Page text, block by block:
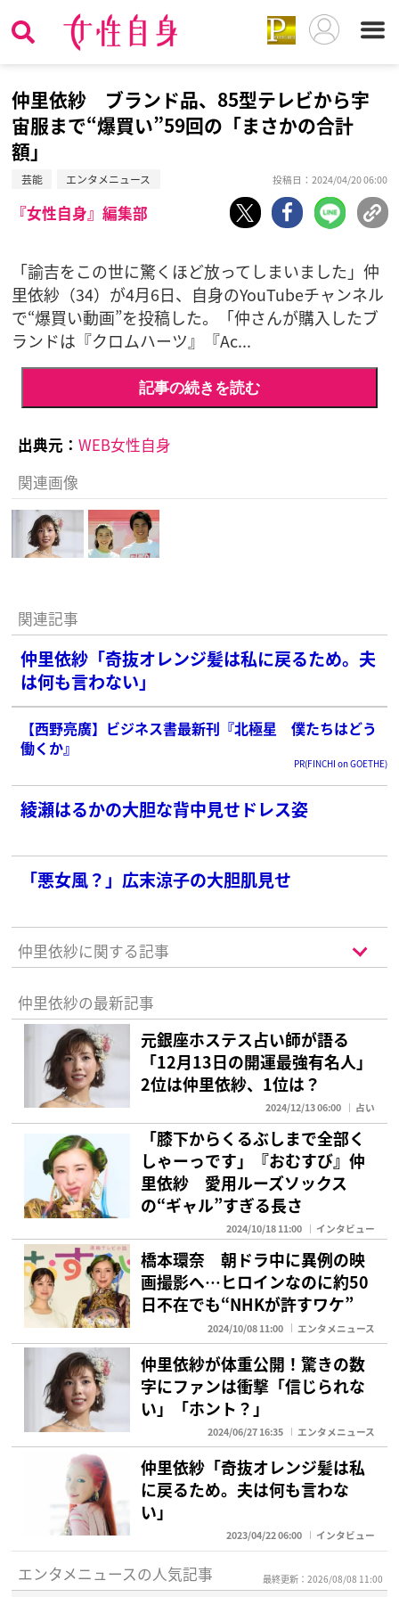
仲里依紗 ブランド品、85型テレビから宇
宙服まで“爆買い”59回の「まさかの合計
額」
芸能 エンタメニュース 投稿日：2024/04/20 06:00
『女性自身』編集部
「諭吉をこの世に驚くほど放ってしまいました」仲
里依紗（34）が4月6日、自身のYouTubeチャンネル
で“爆買い動画”を投稿した。「仲さんが購入したブ
ランドは『クロムハーツ』『Ac...
記事の続きを読む
出典元： WEB女性自身
関連画像
関連記事
仲里依紗「奇抜オレンジ髪は私に戻るため。夫
は何も言わない」
【西野亮廣】ビジネス書最新刊『北極星 僕たちはどう
働くか』
PR(FINCHI on GOETHE)
綾瀬はるかの大胆な背中見せドレス姿
「悪女風？」広末涼子の大胆肌見せ
仲里依紗に関する記事
仲里依紗の最新記事
元銀座ホステス占い師が語る
「12月13日の開運最強有名人」
2位は仲里依紗、1位は？
2024/12/13 06:00 占い
「膝下からくるぶしまで全部く
しゃーっです」『おむすび』仲
里依紗 愛用ルーズソックス
の“ギャル”すぎる長さ
2024/10/18 11:00 インタビュー
橋本環奈 朝ドラ中に異例の映
画撮影へ…ヒロインなのに約50
日不在でも“NHKが許すワケ”
2024/10/08 11:00 エンタメニュース
仲里依紗が体重公開！驚きの数
字にファンは衝撃「信じられな
い」「ホント？」
2024/06/27 16:35 エンタメニュース
仲里依紗「奇抜オレンジ髪は私
に戻るため。夫は何も言わな
い」
2023/04/22 06:00 インタビュー
エンタメニュースの人気記事 最終更新：2026/08/08 11:00